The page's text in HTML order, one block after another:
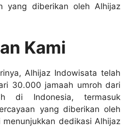
yang diberikan oleh Alhijaz
Kami
Alhijaz Indowisata telah
30.000 jamaah umroh dari
di Indonesia, termasuk
yang diberikan oleh
dedikasi Alhijaz